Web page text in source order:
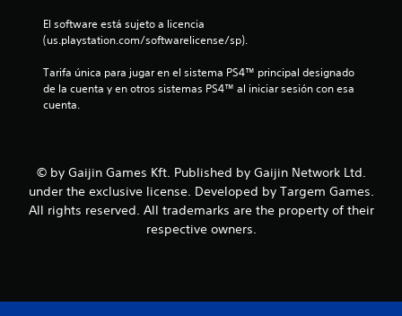
e
n
n
t
a
El software está sujeto a licencia
(us.playstation.com/softwarelicense/sp).
Tarifa única para jugar en el sistema PS4™ principal designado
de la cuenta y en otros sistemas PS4™ al iniciar sesión con esa
cuenta.
© by Gaijin Games Kft. Published by Gaijin Network Ltd.
under the exclusive license. Developed by Targem Games.
All rights reserved. All trademarks are the property of their
respective owners.